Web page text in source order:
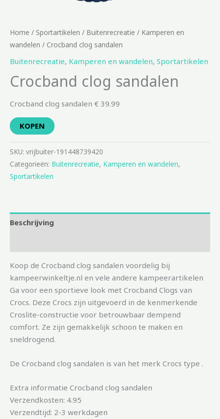
Home / Sportartikelen / Buitenrecreatie / Kamperen en
wandelen / Crocband clog sandalen
Buitenrecreatie, Kamperen en wandelen, Sportartikelen
Crocband clog sandalen
Crocband clog sandalen € 39.99
KOPEN
SKU: vrijbuiter-191448739420
Categorieën: Buitenrecreatie, Kamperen en wandelen,
Sportartikelen
Beschrijving
Koop de Crocband clog sandalen voordelig bij
kampeerwinkeltje.nl en vele andere kampeerartikelen
Ga voor een sportieve look met Crocband Clogs van
Crocs. Deze Crocs zijn uitgevoerd in de kenmerkende
Croslite-constructie voor betrouwbaar dempend
comfort. Ze zijn gemakkelijk schoon te maken en
sneldrogend.
De Crocband clog sandalen is van het merk Crocs type .
Extra informatie Crocband clog sandalen
Verzendkosten: 4.95
Verzendtijd: 2-3 werkdagen